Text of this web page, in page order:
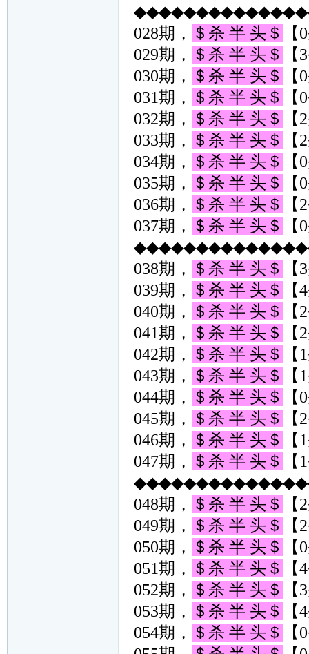
028期，
＄杀 半 头＄
029期，
＄杀 半 头＄
030期，
＄杀 半 头＄
031期，
＄杀 半 头＄
032期，
＄杀 半 头＄
033期，
＄杀 半 头＄
034期，
＄杀 半 头＄
035期，
＄杀 半 头＄
036期，
＄杀 半 头＄
037期，
＄杀 半 头＄
038期，
＄杀 半 头＄
039期，
＄杀 半 头＄
040期，
＄杀 半 头＄
041期，
＄杀 半 头＄
042期，
＄杀 半 头＄
043期，
＄杀 半 头＄
044期，
＄杀 半 头＄
045期，
＄杀 半 头＄
046期，
＄杀 半 头＄
047期，
＄杀 半 头＄
048期，
＄杀 半 头＄
049期，
＄杀 半 头＄
050期，
＄杀 半 头＄
051期，
＄杀 半 头＄
052期，
＄杀 半 头＄
053期，
＄杀 半 头＄
054期，
＄杀 半 头＄